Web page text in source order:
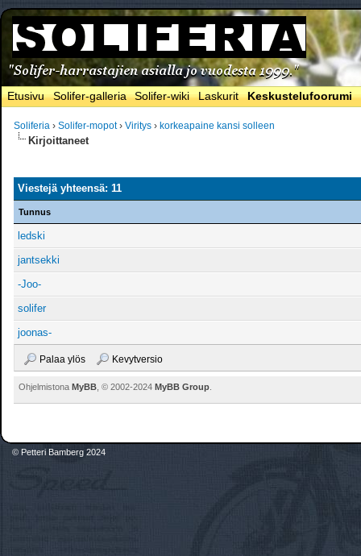
Etusivu Solifer-galleria Solifer-wiki Laskurit Keskustelufoorumi
Soliferia ›Solifer-mopot›Viritys ›korkeapaine kansi solleen
Kirjoittaneet
Viestejä yhteensä: 11
Tunnus
ledski
jantsekki
-Joo-
solifer
joonas-
Palaa ylös Kevytversio
OhjelmistonaMyBB , © 2002-2024MyBB Group
© Petteri Bamberg 2024